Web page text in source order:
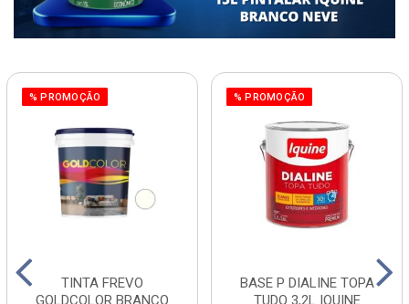
% PROMOÇÃO
TINTA FREVO
GOLDCOLOR BRANCO
% PROMOÇÃO
BASE P DIALINE TOPA
TUDO 3,2L IQUINE